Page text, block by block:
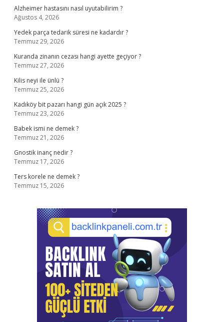
Alzheimer hastasını nasıl uyutabilirim ?
Ağustos 4, 2026
Yedek parça tedarik süresi ne kadardır ?
Temmuz 29, 2026
Kuranda zinanın cezası hangi ayette geçiyor ?
Temmuz 27, 2026
Kilis neyi ile ünlü ?
Temmuz 25, 2026
Kadıköy bit pazarı hangi gün açık 2025 ?
Temmuz 23, 2026
Babek ismi ne demek ?
Temmuz 21, 2026
Gnostik inanç nedir ?
Temmuz 17, 2026
Ters korele ne demek ?
Temmuz 15, 2026